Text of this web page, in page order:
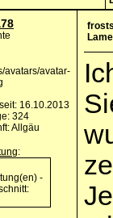
16.10.2013
324
Allgäu
: